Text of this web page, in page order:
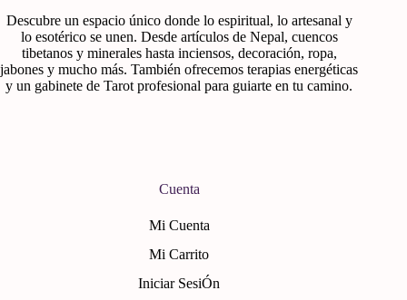
Descubre un espacio único donde lo espiritual, lo artesanal y
lo esotérico se unen. Desde artículos de Nepal, cuencos
tibetanos y minerales hasta inciensos, decoración, ropa,
jabones y mucho más. También ofrecemos terapias energéticas
y un gabinete de Tarot profesional para guiarte en tu camino.
Cuenta
Mi Cuenta
Mi Carrito
Iniciar SesiÓn